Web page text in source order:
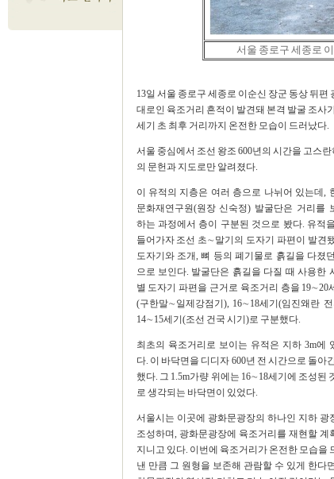
서울 종로구 세종로
13일 서울 종로구 세종로 이순신 장군 동상 뒤
대로인 육조거리 흔적이 발견돼 본격 발굴 조사
세기 초 최후 거리까지 온전한 모습이 드러났다.
서울 중심에서 조선 왕조 600년의 시간을 고스
의 문헌과 지도로만 알려졌다.
이 유적의 지층은 여러 층으로 나뉘어 있는데,
문화재연구원(원장 신숙정) 발굴단은 거리를
하는 과정에서 층이 구분된 것으로 봤다. 유적
들어가자 조선 초∼말기의 도자기 파편이 발견
도자기와 조개, 뼈 등의 폐기물로 흙길을 다졌
으로 보인다. 발굴단은 흙길을 다질 때 사용한
별 도자기 파편을 근거로 육조거리 층을 19∼20
(구한말∼일제강점기), 16∼18세기(임진왜란 전
14∼15세기(조선 건국 시기)로 구분했다.
최초의 육조거리로 보이는 유적은 지하 3m에
다. 이 바닥면을 디디자 600년 전 시간으로 돌아
했다. 그 1.5m가량 위에는 16∼18세기에 조성된
로 생각되는 바닥면이 있었다.
서울시는 이곳에 광화문광장의 하나인 지하 광
조성하며, 광화문광장에 육조거리를 재현할 계
지니고 있다. 이번에 육조거리가 온전한 모습을
낸 만큼 그 원형을 보존해 관람할 수 있게 한다